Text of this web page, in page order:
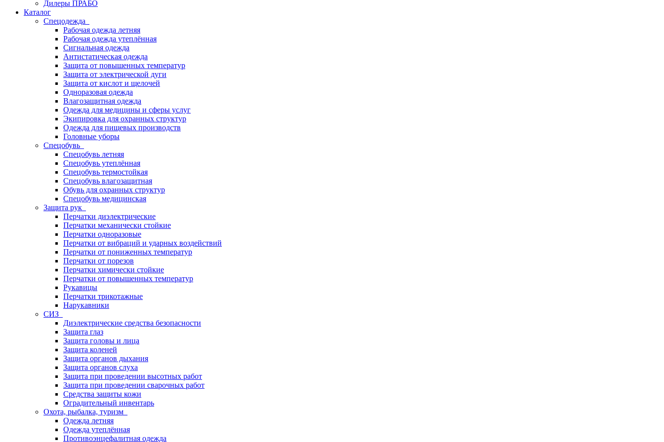
Дилеры ПРАБО
Каталог
Спецодежда
Рабочая одежда летняя
Рабочая одежда утеплённая
Сигнальная одежда
Антистатическая одежда
Защита от повышенных температур
Защита от электрической дуги
Защита от кислот и щелочей
Одноразовая одежда
Влагозащитная одежда
Одежда для медицины и сферы услуг
Экипировка для охранных структур
Одежда для пищевых производств
Головные уборы
Спецобувь
Спецобувь летняя
Спецобувь утеплённая
Спецобувь термостойкая
Спецобувь влагозащитная
Обувь для охранных структур
Спецобувь медицинская
Защита рук
Перчатки диэлектрические
Перчатки механически стойкие
Перчатки одноразовые
Перчатки от вибраций и ударных воздействий
Перчатки от пониженных температур
Перчатки от порезов
Перчатки химически стойкие
Перчатки от повышенных температур
Рукавицы
Перчатки трикотажные
Нарукавники
СИЗ
Диэлектрические средства безопасности
Защита глаз
Защита головы и лица
Защита коленей
Защита органов дыхания
Защита органов слуха
Защита при проведении высотных работ
Защита при проведении сварочных работ
Средства защиты кожи
Оградительный инвентарь
Охота, рыбалка, туризм
Одежда летняя
Одежда утеплённая
Противоэнцефалитная одежда